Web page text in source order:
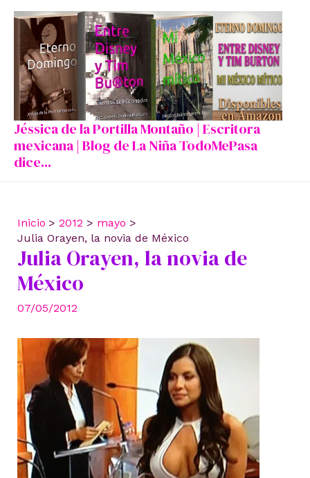
contenido
Jéssica de la Portilla Montaño | Escritora
mexicana | Blog de La Niña TodoMePasa
dice...
Inicio 2012
mayo
Julia Orayen, la novia de México
Julia Orayen, la novia de
México
07/05/2012